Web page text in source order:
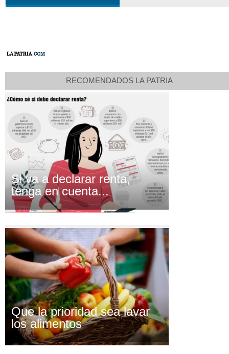
RECOMENDADOS LA PATRIA
Si va a declarar renta,
tenga en cuenta...
Que la prioridad sea lavar
los alimentos